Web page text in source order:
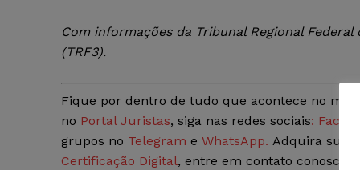
Com informações da Tribunal Regional Federal
(TRF3).
Fique por dentro de tudo que acontece no
no Portal Juristas, siga nas redes sociais:
grupos no Telegram e WhatsApp. Adquira sua
Certificação Digital, entre em contato conosco